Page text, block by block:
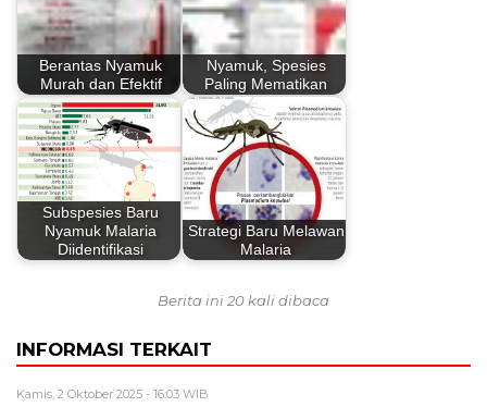
Berantas Nyamuk
Murah dan Efektif
Nyamuk, Spesies
Paling Mematikan
Subspesies Baru
Nyamuk Malaria
Diidentifikasi
Strategi Baru Melawan
Malaria
Berita ini 20 kali dibaca
INFORMASI TERKAIT
Kamis, 2 Oktober 2025 - 16:03 WIB